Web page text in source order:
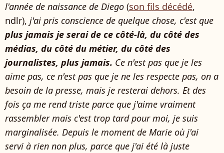
l'année de naissance de Diego (son fils décédé,
ndlr), j'ai pris conscience de quelque chose, c'est que
plus jamais je serai de ce côté-là, du côté des
médias, du côté du métier, du côté des
journalistes, plus jamais. Ce n'est pas que je les
aime pas, ce n'est pas que je ne les respecte pas, on a
besoin de la presse, mais je resterai dehors. Et des
fois ça me rend triste parce que j'aime vraiment
rassembler mais c'est trop tard pour moi, je suis
marginalisée. Depuis le moment de Marie où j'ai
servi à rien non plus, parce que j'ai été là juste